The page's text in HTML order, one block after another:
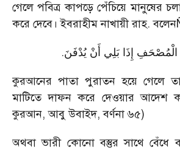
গেলে পবিত্র কাপড়ে পেঁচিয়ে মানুষের
করে দেবে। ইবরাহীম নাখায়ী রাহ.
الْمُصْحَفِ إِذَا بَلِي أَنْ يُدْفَنَ.
কুরআনের পাতা পুরাতন হয়ে গেলে
মাটিতে দাফন করে দেওয়ার আদেশ
কুরআন, আবু উবাইদ, বর্ণনা ৬৫)
অথবা ভারী কোনো বস্তুর সাথে